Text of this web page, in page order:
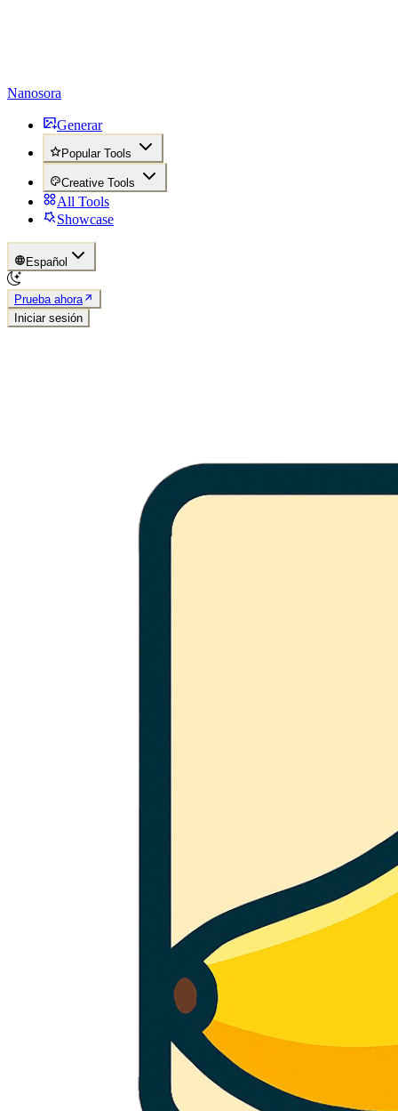
Nanosora
Generar
Popular Tools
Creative Tools
All Tools
Showcase
Español
Prueba ahora
Iniciar sesión